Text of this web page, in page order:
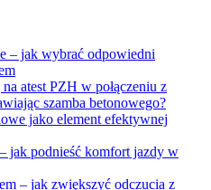
– jak wybrać odpowiedni
atest PZH w połączeniu z
szamba betonowego?
jako element efektywnej
jak podnieść komfort jazdy w
– jak zwiększyć odczucia z